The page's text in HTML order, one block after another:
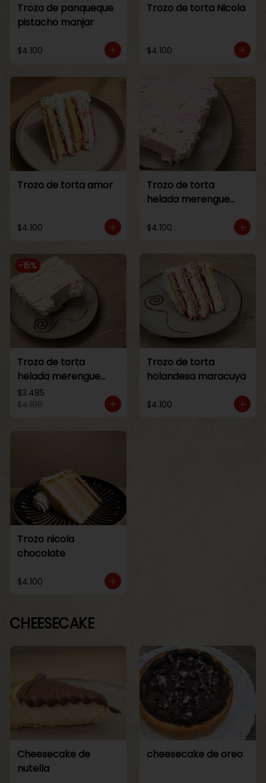
Trozo de panqueque
pistacho manjar
$4.100
Trozo de torta Nicola
$4.100
Trozo de torta amor
$4.100
Trozo de torta
helada merengue
$4.100
-15%
Trozo de torta
helada merengue
lucuma
$3.485
$4.100
Trozo de torta
holandesa maracuya
$4.100
Trozo nicola
chocolate
$4.100
CHEESECAKE
Cheesecake de
nutella
cheesecake de oreo